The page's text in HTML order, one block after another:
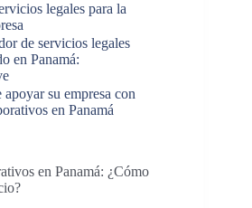
legales para la
de servicios legales
en Panamá:
su empresa con
en Panamá
en Panamá: ¿Cómo